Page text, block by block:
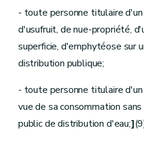
Art. D.104
Art.D.105
D.106
Art.D.107
Art.D.108
D.110
Art. D.111
Section4
Art.D.112
Art.D.113
- toute personne titulaire
d'usufruit, de nue-propriété,
superficie, d'emphytéose sur
distribution publique;
- toute personne titulaire
vue de sa consommation
public de distribution d'eau;]